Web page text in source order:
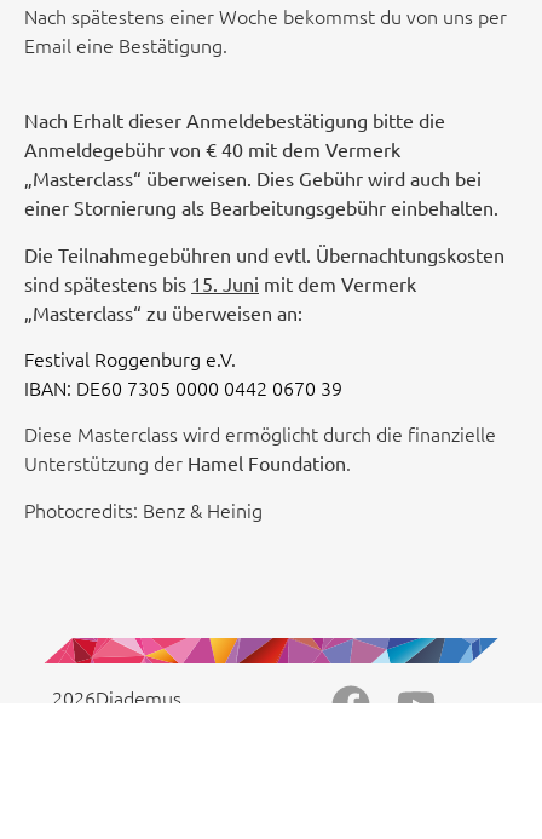
Nach spätestens einer Woche bekommst du von uns per
Email eine Bestätigung.
Nach Erhalt dieser Anmeldebestätigung bitte die
Anmeldegebühr von € 40 mit dem Vermerk
„Masterclass“ überweisen. Dies Gebühr wird auch bei
einer Stornierung als Bearbeitungsgebühr einbehalten.
Die Teilnahmegebühren und evtl. Übernachtungskosten
sind spätestens bis 15. Juni mit dem Vermerk
„Masterclass“ zu überweisen an:
Festival Roggenburg e.V.
IBAN: DE60 7305 0000 0442 0670 39
Diese Masterclass wird ermöglicht durch die finanzielle
Unterstützung der Hamel Foundation.
Photocredits: Benz & Heinig
2026Diademus